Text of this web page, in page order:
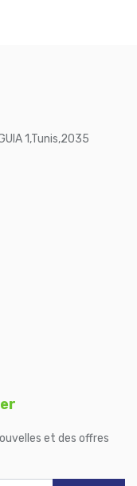
1,Tunis,2035
et des offres